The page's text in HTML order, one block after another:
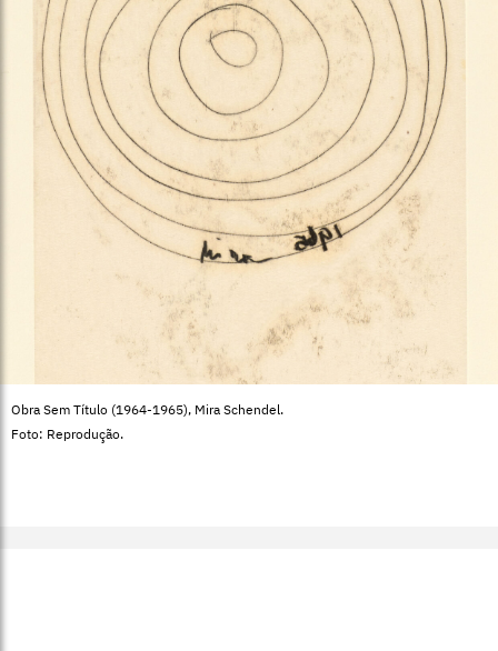
Obra Sem Título (1964-1965), Mira Schendel.
Foto: Reprodução.